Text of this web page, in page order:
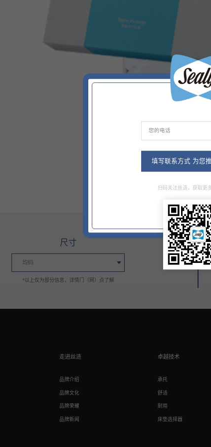
丝涟童趣系列
尺寸
均码
*以上仅为部分信息，详情门（网）点了解
走进丝涟
品牌介绍
品牌文化
品牌荣耀
品牌新闻
卓越技术
承托
舒适
耐用
床垫选择器
填写联系方式 为您
扫码关注丝涟，获取更